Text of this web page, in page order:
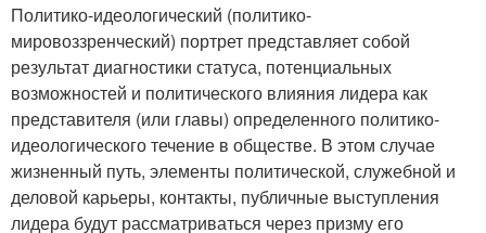
Политико-идеологический (политико-
мировоззренческий) портрет представляет собой
результат диагностики статуса, потенциальных
возможностей и политического влияния лидера как
представителя (или главы) определенного политико-
идеологического течение в обществе. В этом случае
жизненный путь, элементы политической, служебной и
деловой карьеры, контакты, публичные выступления
лидера будут рассматриваться через призму его